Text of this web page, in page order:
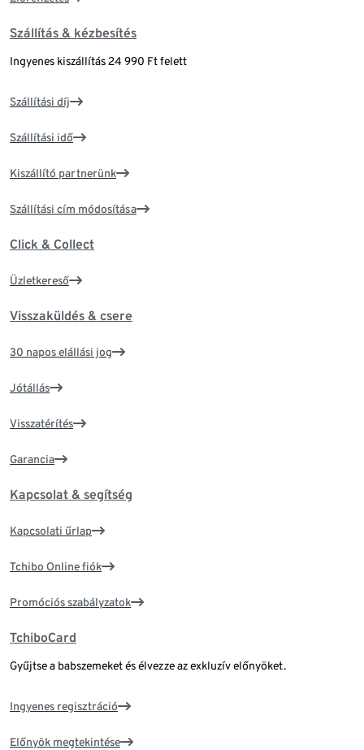
Szállítás & kézbesítés
Ingyenes kiszállítás 24 990 Ft felett
Szállítási díj
Szállítási idő
Kiszállító partnerünk
Szállítási cím módosítása
Click & Collect
Üzletkereső
Visszaküldés & csere
30 napos elállási jog
Jótállás
Visszatérítés
Garancia
Kapcsolat & segítség
Kapcsolati űrlap
Tchibo Online fiók
Promóciós szabályzatok
TchiboCard
Gyűjtse a babszemeket és élvezze az exkluzív előnyöket.
Ingyenes regisztráció
Előnyök megtekintése